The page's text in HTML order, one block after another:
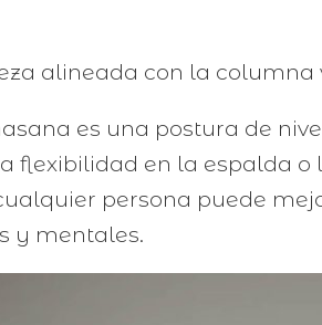
alineada con la columna
es una postura de
en la espalda o
persona puede
y mentales.